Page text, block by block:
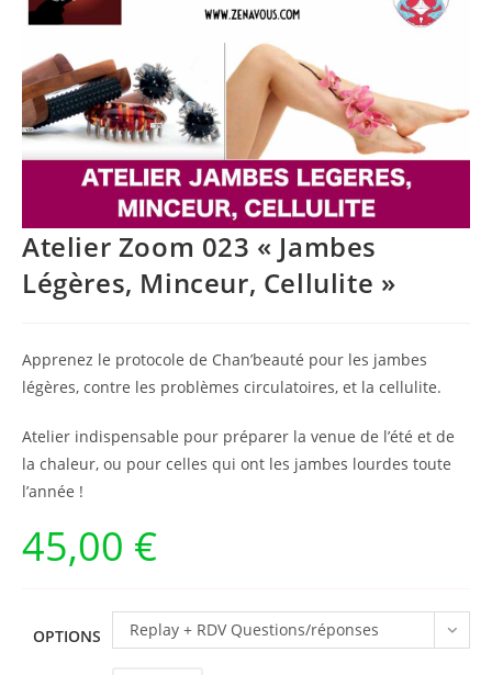
Atelier Zoom 023 « Jambes
Légères, Minceur, Cellulite »
Apprenez le protocole de Chan’beauté pour les jambes
légères, contre les problèmes circulatoires, et la cellulite.
Atelier indispensable pour préparer la venue de l’été et de
la chaleur, ou pour celles qui ont les jambes lourdes toute
l’année !
45,00 €
OPTIONS Replay + RDV Questions/réponses